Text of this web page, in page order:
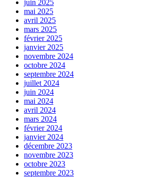
juin 2025
mai 2025
avril 2025
mars 2025
février 2025
janvier 2025
novembre 2024
octobre 2024
septembre 2024
juillet 2024
juin 2024
mai 2024
avril 2024
mars 2024
février 2024
janvier 2024
décembre 2023
novembre 2023
octobre 2023
septembre 2023